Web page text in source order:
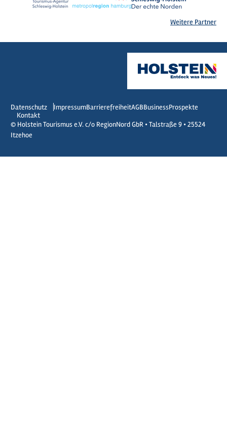
Weitere Partner
Datenschutz ImpressumBarrierefreiheitAGBBusinessProspekte
Kontakt
© Holstein Tourismus e.V. c/o RegionNord GbR • Talstraße 9 • 25524
Itzehoe